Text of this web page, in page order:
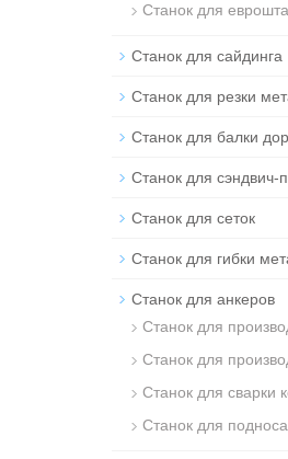
Станок для
Станок для сайдинга
Станок для резки
Станок для балки
Станок для сэндвич-
Станок для сеток
Станок для гибки
Станок для анкеров
Станок для
Станок для
Станок для сварки
Станок для подноса